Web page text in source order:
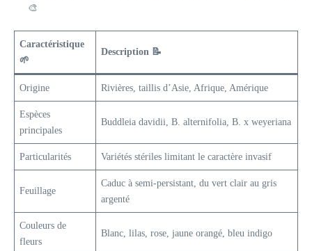
🎨
Caractéristique
🌱
Description 📝
Origine Rivières, taillis d’Asie, Afrique, Amérique
Espèces
principales
Buddleia davidii, B. alternifolia, B. x weyeriana
Particularités Variétés stériles limitant le caractère invasif
Feuillage
Caduc à semi-persistant, du vert clair au gris
argenté
Couleurs de
fleurs
Blanc, lilas, rose, jaune orangé, bleu indigo